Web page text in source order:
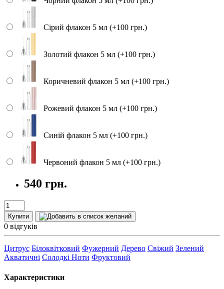
Сірий флакон 5 мл (+100 грн.)
Золотий флакон 5 мл (+100 грн.)
Коричневий флакон 5 мл (+100 грн.)
Рожевий флакон 5 мл (+100 грн.)
Синій флакон 5 мл (+100 грн.)
Червоний флакон 5 мл (+100 грн.)
540 грн.
Купити
0 відгуків
Цитрус Білоквітковий Фужерний Дерево Свіжий Зелений
Акватичні Солодкі Ноти Фруктовий
Характеристики